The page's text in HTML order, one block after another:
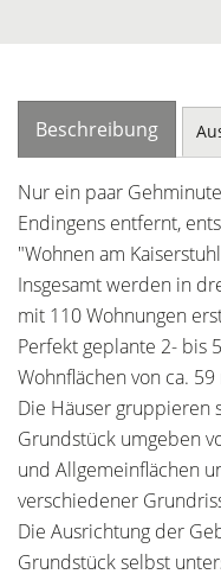
Beschreibung
Nur ein paar
Endingens entfernt,
"Wohnen am
Insgesamt werden in
mit 110 Wohnungen
Perfekt geplante 2- bis
Wohnflächen von ca. 59
Die Häuser gruppieren
Grundstück umgeben
und Allgemeinflächen
verschiedener
Die Ausrichtung der
Grundstück selbst